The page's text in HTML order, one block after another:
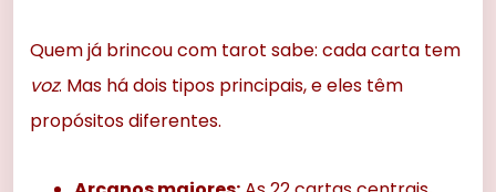
Quem já brincou com tarot sabe: cada carta tem
voz. Mas há dois tipos principais, e eles têm
propósitos diferentes.